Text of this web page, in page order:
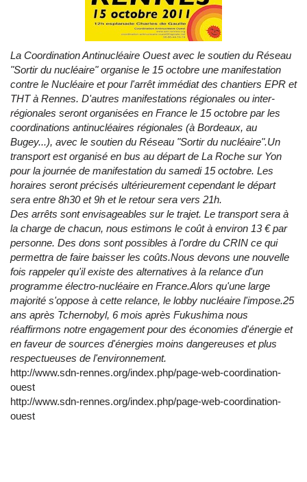
La Coordination Antinucléaire Ouest avec le soutien du Réseau
"Sortir du nucléaire" organise le 15 octobre une manifestation
contre le Nucléaire et pour l'arrêt immédiat des chantiers EPR et
THT à Rennes. D'autres manifestations régionales ou inter-
régionales seront organisées en France le 15 octobre par les
coordinations antinucléaires régionales (à Bordeaux, au
Bugey...), avec le soutien du Réseau "Sortir du nucléaire".Un
transport est organisé en bus au départ de La Roche sur Yon
pour la journée de manifestation du samedi 15 octobre. Les
horaires seront précisés ultérieurement cependant le départ
sera entre 8h30 et 9h et le retour sera vers 21h.
Des arrêts sont envisageables sur le trajet. Le transport sera à
la charge de chacun, nous estimons le coût à environ 13 € par
personne. Des dons sont possibles à l'ordre du CRIN ce qui
permettra de faire baisser les coûts.Nous devons une nouvelle
fois rappeler qu'il existe des alternatives à la relance d'un
programme électro-nucléaire en France.Alors qu'une large
majorité s'oppose à cette relance, le lobby nucléaire l'impose.25
ans après Tchernobyl, 6 mois après Fukushima nous
réaffirmons notre engagement pour des économies d'énergie et
en faveur de sources d'énergies moins dangereuses et plus
respectueuses de l'environnement.
http://www.sdn-rennes.org/index.php/page-web-coordination-
ouest
http://www.sdn-rennes.org/index.php/page-web-coordination-
ouest